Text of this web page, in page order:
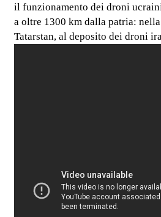
il funzionamento dei droni
a oltre 1300 km dalla patria:
Tatarstan, al deposito dei droni